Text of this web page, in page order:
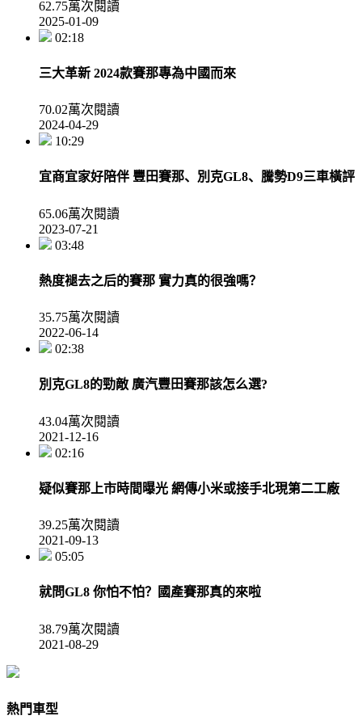
62.75萬次閱讀
2025-01-09
02:18
三大革新 2024款賽那專為中國而來
70.02萬次閱讀
2024-04-29
10:29
宜商宜家好陪伴 豐田賽那、別克GL8、騰勢D9三車橫評
65.06萬次閱讀
2023-07-21
03:48
熱度褪去之后的賽那 實力真的很強嗎？
35.75萬次閱讀
2022-06-14
02:38
別克GL8的勁敵 廣汽豐田賽那該怎么選?
43.04萬次閱讀
2021-12-16
02:16
疑似賽那上市時間曝光 網傳小米或接手北現第二工廠
39.25萬次閱讀
2021-09-13
05:05
就問GL8 你怕不怕？國產賽那真的來啦
38.79萬次閱讀
2021-08-29
熱門車型